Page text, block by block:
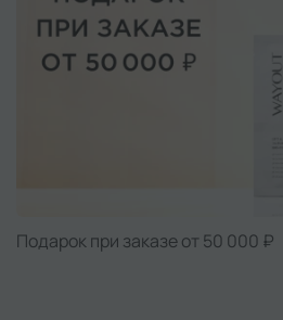
Подарок при заказе от 50 000 ₽